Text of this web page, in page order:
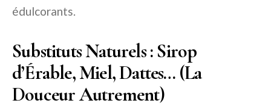
édulcorants.
Substituts Naturels : Sirop
d’Érable, Miel, Dattes… (La
Douceur Autrement)